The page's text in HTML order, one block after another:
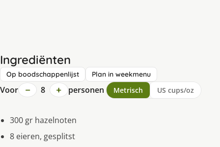
Ingrediënten
Op boodschappenlijst Plan in weekmenu
Voor − 8 + personen Metrisch US cups/oz
300 gr hazelnoten
8 eieren, gesplitst